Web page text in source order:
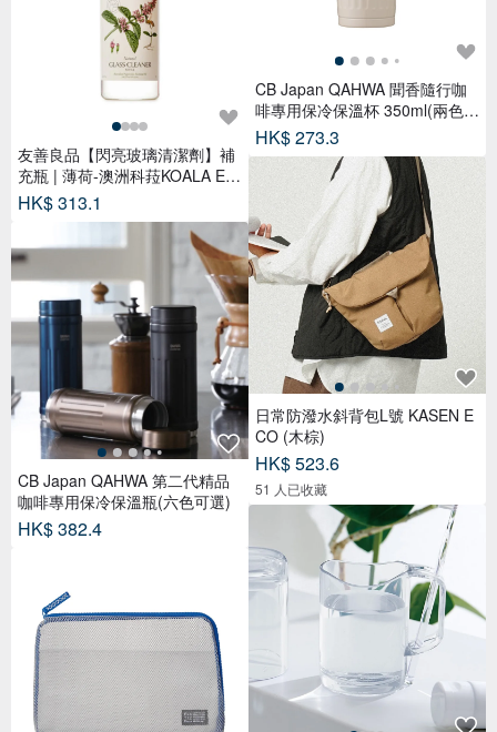
友善良品【閃亮玻璃清潔劑】補
充瓶 | 薄荷-澳洲科菈KOALA EC
O
HK$ 313.1
CB Japan QAHWA 第二代精品
咖啡專用保冷保溫瓶(六色可選)
HK$ 382.4
CB Japan QAHWA 聞香隨行咖
啡專用保冷保溫杯 350ml(兩色可
選)
HK$ 273.3
日常防潑水斜背包L號 KASEN E
CO (木棕)
HK$ 523.6
51 人已收藏